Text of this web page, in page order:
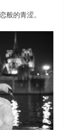
般的青涩。